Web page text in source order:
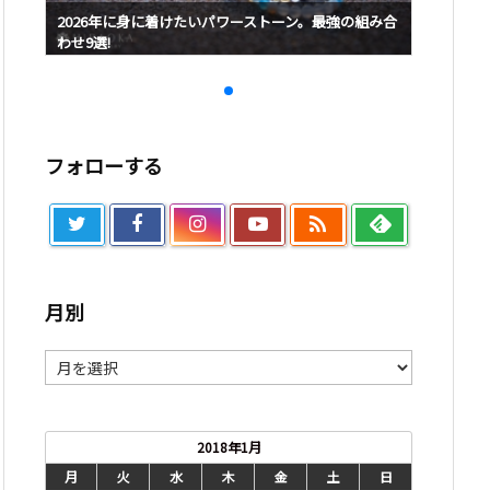
2026年に身に着けたいパワーストーン。最強の組み合
わせ9選!
フォローする

月別
別
2018年1月
月
火 水 木 金 土
日